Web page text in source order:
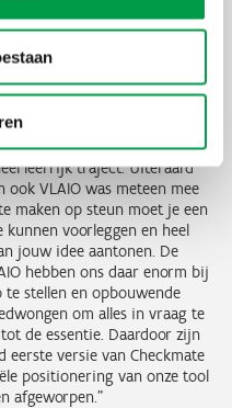
VLAIO
klopte The Grain aan bij
naar het indienen van
leerrijk traject. Uiteraard
VLAIO was meteen mee
maken op steun moet je een
voorleggen en heel
jouw idee aantonen. De
hebben ons daar enorm bij
stellen en opbouwende
om alles in vraag te
de essentie. Daardoor zijn
eerste versie van Checkmate
positionering van onze tool
afgeworpen.”